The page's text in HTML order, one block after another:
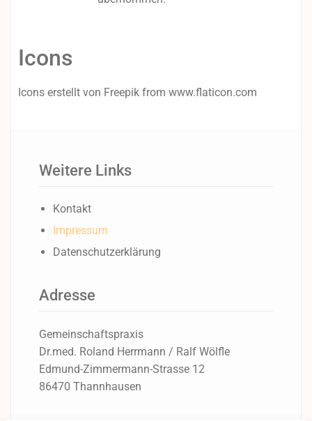
Icons
Icons erstellt von Freepik from www.flaticon.com
Weitere Links
Kontakt
Impressum
Datenschutzerklärung
Adresse
Gemeinschaftspraxis
Dr.med. Roland Herrmann / Ralf Wölfle
Edmund-Zimmermann-Strasse 12
86470 Thannhausen